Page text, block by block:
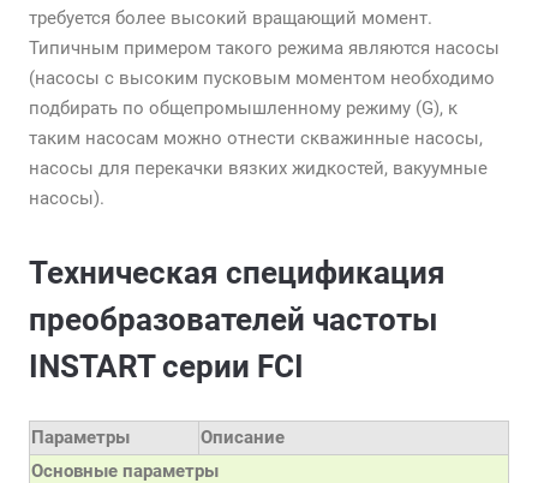
требуется более высокий вращающий момент.
Типичным примером такого режима являются насосы
(насосы с высоким пусковым моментом необходимо
подбирать по общепромышленному режиму (G), к
таким насосам можно отнести скважинные насосы,
насосы для перекачки вязких жидкостей, вакуумные
насосы).
Техническая спецификация
преобразователей частоты
INSTART серии FCI
Параметры
Описание
Основные параметры